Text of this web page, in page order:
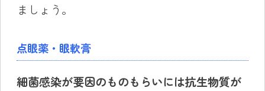
ましょう。
点眼薬・眼軟膏
細菌感染が要因のものもらいには抗生物質が